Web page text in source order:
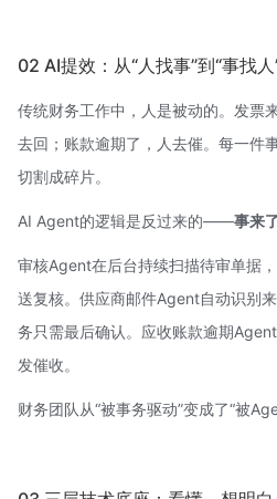
02 AI提效：从“人找事”到“事找人
传统财务工作中，人是被动的。发票
去回；账款逾期了，人去催。每一件
切割成碎片。
AI Agent的逻辑是反过来的——事来
审核Agent在后台持续扫描待审单据
送复核。供应商邮件Agent自动识别
务只需最后确认。应收账款逾期
发催收。
财务团队从“被事务驱动”变成了“被